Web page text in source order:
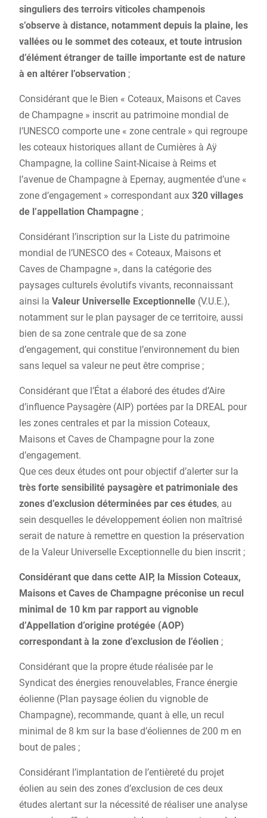
singuliers des terroirs viticoles champenois
s’observe à distance, notamment depuis la plaine, les
vallées ou le sommet des coteaux, et toute intrusion
d’élément étranger de taille importante est de nature
à en altérer l’observation ;
Considérant que le Bien « Coteaux, Maisons et Caves
de Champagne » inscrit au patrimoine mondial de
l’UNESCO comporte une « zone centrale » qui regroupe
les coteaux historiques allant de Cumières à Aÿ
Champagne, la colline Saint-Nicaise à Reims et
l’avenue de Champagne à Epernay, augmentée d’une «
zone d’engagement » correspondant aux 320 villages
de l’appellation Champagne;
Considérant l’inscription sur la Liste du patrimoine
mondial de l’UNESCO des « Coteaux, Maisons et
Caves de Champagne », dans la catégorie des
paysages culturels évolutifs vivants, reconnaissant
ainsi la Valeur Universelle Exceptionnelle(V.U.E.),
notamment sur le plan paysager de ce territoire, aussi
bien de sa zone centrale que de sa zone
d’engagement, qui constitue l’environnement du bien
sans lequel sa valeur ne peut être comprise ;
Considérant que l’État a élaboré des études d’Aire
d’influence Paysagère (AIP) portées par la DREAL pour
les zones centrales et par la mission Coteaux,
Maisons et Caves de Champagne pour la zone
d’engagement.
Que ces deux études ont pour objectif d’alerter sur la
très forte sensibilité paysagère et patrimoniale des
zones d’exclusion déterminées par ces études, au
sein desquelles le développement éolien non maîtrisé
serait de nature à remettre en question la préservation
de la Valeur Universelle Exceptionnelle du bien inscrit ;
Considérant que dans cette AIP, la Mission Coteaux,
Maisons et Caves de Champagne préconise un recul
minimal de 10 km par rapport au vignoble
d’Appellation d’origine protégée (AOP)
correspondant à la zone d’exclusion de l’éolien ;
Considérant que la propre étude réalisée par le
Syndicat des énergies renouvelables, France énergie
éolienne (Plan paysage éolien du vignoble de
Champagne), recommande, quant à elle, un recul
minimal de 8 km sur la base d’éoliennes de 200 m en
bout de pales ;
Considérant l’implantation de l’entièreté du projet
éolien au sein des zones d’exclusion de ces deux
études alertant sur la nécessité de réaliser une analyse